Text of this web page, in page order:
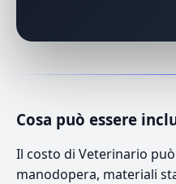
Cosa può essere
Il costo di Veterinario
manodopera, materiali